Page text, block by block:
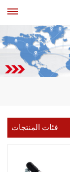
فئات المنتجات